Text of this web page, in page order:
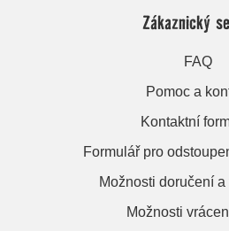
Zákaznický
FAQ
Pomoc a
Kontaktní
Formulář pro
Možnosti doručení
Možnosti